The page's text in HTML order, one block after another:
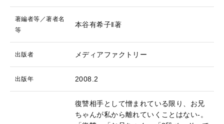
著編者等／著者名
等
本谷有希子‖著
出版者 メディアファクトリー
出版年 2008.2
復讐相手として憎まれている限り、お兄
ちゃんが私から離れていくことはない-。